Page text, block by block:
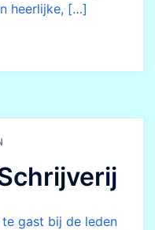
heerlijke, […]
gast bij de leden